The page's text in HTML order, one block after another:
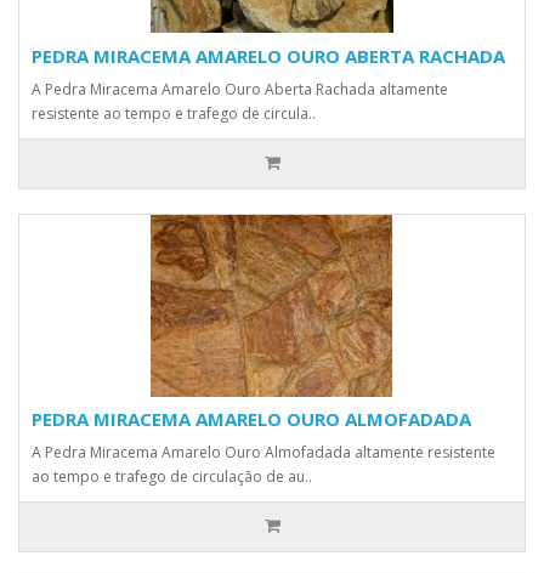
PEDRA MIRACEMA AMARELO OURO ABERTA RACHADA
A Pedra Miracema Amarelo Ouro Aberta Rachada altamente
resistente ao tempo e trafego de circula..
PEDRA MIRACEMA AMARELO OURO ALMOFADADA
A Pedra Miracema Amarelo Ouro Almofadada altamente resistente
ao tempo e trafego de circulação de au..